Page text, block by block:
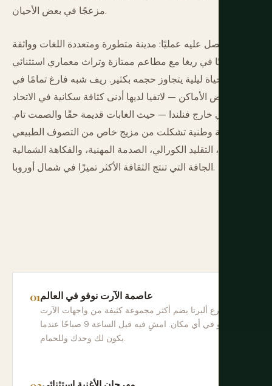
مزعجًا في بعض الأحيان.
ما تحصل عليه عمليًا: مدينة متطورة ومتعددة اللغات وواثقة
ثقافيًا في ريغا مع مطاعم ممتازة وتراث معماري استثنائي
ومشهد حياة ليلية يتجاوز حجمه بكثير. ريف شبه فارغ تمامًا في
بعض الأماكن — لاتفيا لديها أدنى كثافة سكانية في الاتحاد
الأوروبي خارج فنلندا — حيث الغابات قديمة حقًا والصمت تام.
وشخصية وطنية تشكلت من مزيج خاص من التصوف الطبيعي
البلطيقي، التقليد الكورالي، الصدمة المهنية، والفكاهة الشمالية
الجافة التي تنتج الثقافة الأكثر تميزًا في شمال أوروبا.
عاصمة الآرت نوفو في العالم
شارع ألبرتا يضم أكثر مجموعة كثيفة من واجهات الآرت
نوفو في أي مكان. امشِ فيه قبل الساعة 9 صباحًا عندما
يكون لك وحدك وللحمام.